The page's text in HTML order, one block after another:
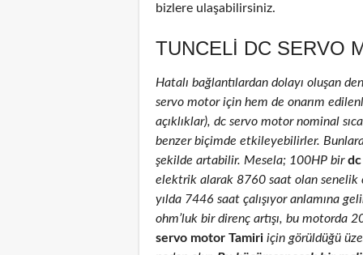
bizlere ulaşabilirsiniz.
TUNCELI DC SERVO
Hatalı bağlantılardan dolayı oluşan
servo motor için hem de onarım
açıklıklar), dc servo motor nominal
benzer biçimde etkileyebilirler.
şekilde artabilir. Mesela; 100HP birdc
elektrik alarak 8760 saat olan senelik
yılda 7446 saat çalışıyor anlamına
ohm’luk bir direnç artışı, bu motorda
servo motor Tamiri için görüldüğü